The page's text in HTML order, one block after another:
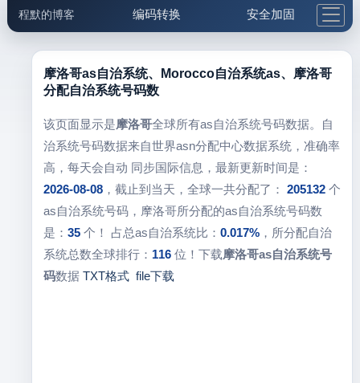
程默的博客 编码转换 安全加固
邮件工具 生活便民 更多工具
5.1支付宝大红包
摩洛哥as自治系统、Morocco自治系统as、摩洛哥
分配自治系统号码数
该页面显示是摩洛哥全球所有as自治系统号码数据。自
治系统号码数据来自世界asn分配中心数据系统，准确率
高，每天会自动 同步国际信息，最新更新时间是：
2026-08-08，截止到当天，全球一共分配了： 205132个
as自治系统号码，摩洛哥所分配的as自治系统号码数
是： 35个！ 占总as自治系统比： 0.017%，所分配自治
系统总数全球排行： 116位！下载摩洛哥as自治系统号
码数据 TXT格式 file下载